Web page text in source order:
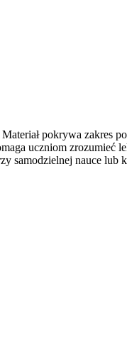
pokrywa zakres
uczniom zrozumieć
samodzielnej nauce lub